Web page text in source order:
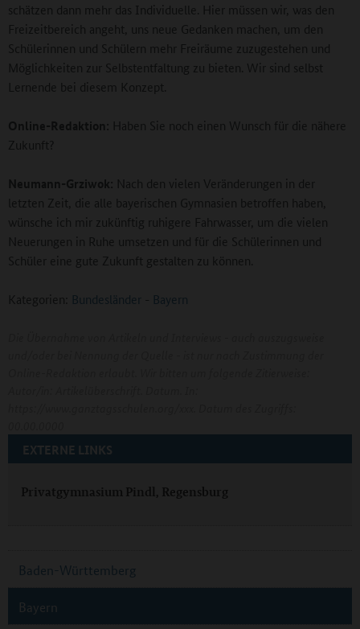
schätzen dann mehr das Individuelle. Hier müssen wir, was den
Freizeitbereich angeht, uns neue Gedanken machen, um den
Schülerinnen und Schülern mehr Freiräume zuzugestehen und
Möglichkeiten zur Selbstentfaltung zu bieten. Wir sind selbst
Lernende bei diesem Konzept.
Online-Redaktion: Haben Sie noch einen Wunsch für die nähere
Zukunft?
Neumann-Grziwok: Nach den vielen Veränderungen in der
letzten Zeit, die alle bayerischen Gymnasien betroffen haben,
wünsche ich mir zukünftig ruhigere Fahrwasser, um die vielen
Neuerungen in Ruhe umsetzen und für die Schülerinnen und
Schüler eine gute Zukunft gestalten zu können.
Kategorien: Bundesländer - Bayern
EXTERNE LINKS
Privatgymnasium Pindl, Regensburg
Baden-Württemberg
Bayern